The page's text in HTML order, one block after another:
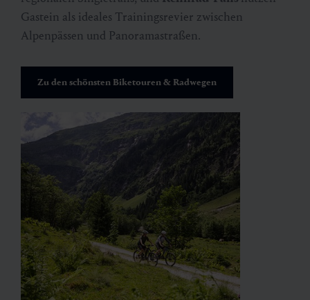
Gastein als ideales Trainingsrevier zwischen
Alpenpässen und Panoramastraßen.
Zu den schönsten Biketouren & Radwegen